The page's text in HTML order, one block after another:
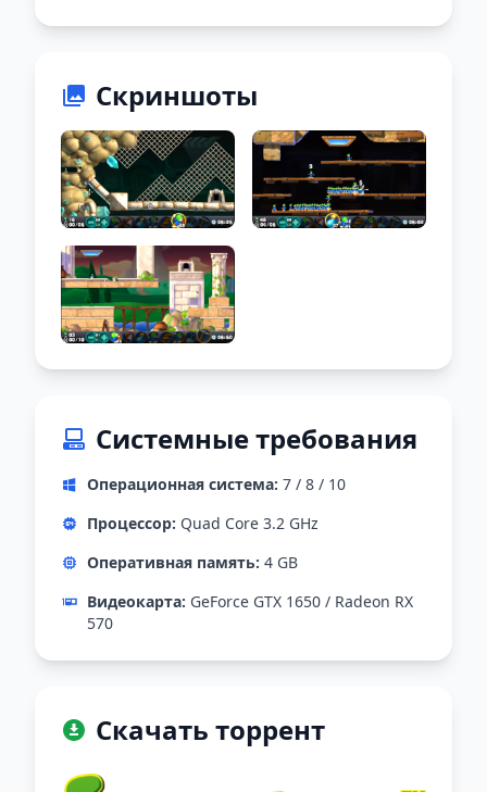
Скриншоты
Системные требования
Операционная система: 7 / 8 / 10
Процессор: Quad Core 3.2 GHz
Оперативная память: 4 GB
Видеокарта: GeForce GTX 1650 / Radeon RX
570
Скачать торрент